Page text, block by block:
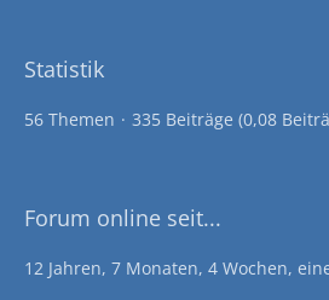
Statistik
56 Themen 335 Beiträge (0,08
Forum online seit...
12 Jahren, 7 Monaten, 4 Wochen,